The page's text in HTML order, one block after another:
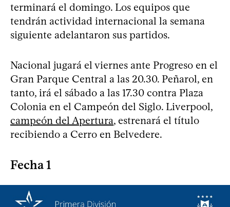
terminará el domingo. Los equipos que
tendrán actividad internacional la semana
siguiente adelantaron sus partidos.
Nacional jugará el viernes ante Progreso en el
Gran Parque Central a las 20.30. Peñarol, en
tanto, irá el sábado a las 17.30 contra Plaza
Colonia en el Campeón del Siglo. Liverpool,
campeón del Apertura, estrenará el título
recibiendo a Cerro en Belvedere.
Fecha 1